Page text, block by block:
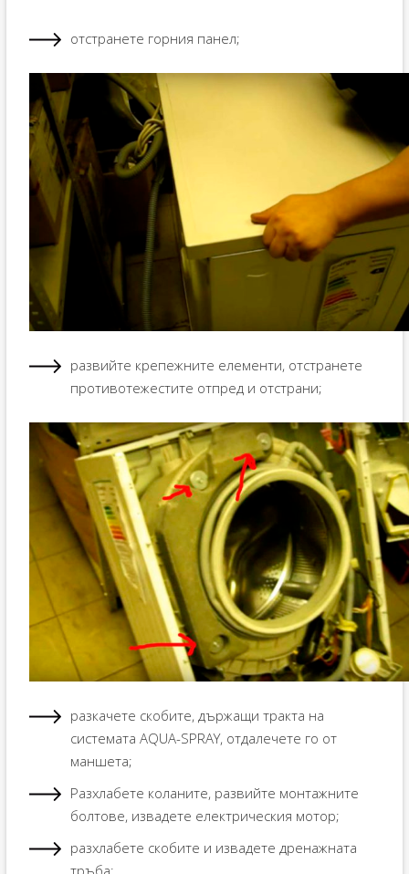
отстранете горния панел;
развийте крепежните елементи, отстранете
противотежестите отпред и отстрани;
разкачете скобите, държащи тракта на
системата AQUA-SPRAY, отдалечете го от
маншета;
Разхлабете коланите, развийте монтажните
болтове, извадете електрическия мотор;
разхлабете скобите и извадете дренажната
тръба;